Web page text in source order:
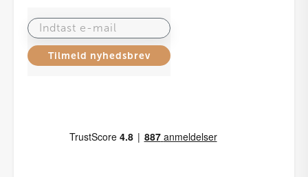
Indtast e-mail
Tilmeld nyhedsbrev